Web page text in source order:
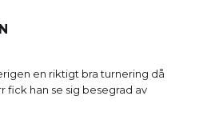
en riktigt bra turnering då
fick han se sig besegrad av